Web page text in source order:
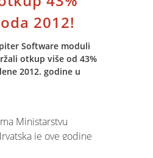
2012!
Software moduli
otkup više od 43%
2012. godine u
Ministarstvu
je ove godine
tona pšenice s